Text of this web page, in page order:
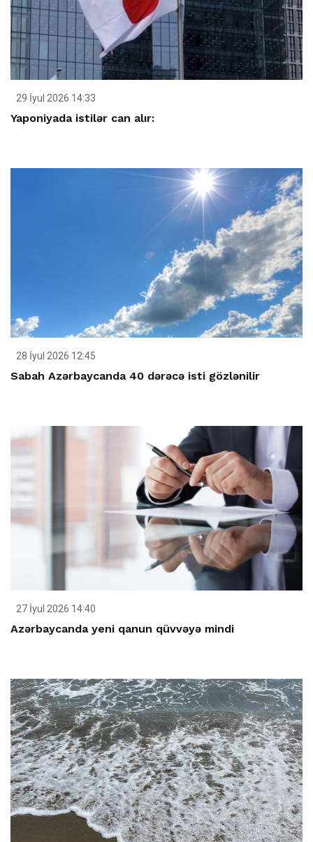
29 İyul 2026 14:33
Yaponiyada istilər can alır:
28 İyul 2026 12:45
Sabah Azərbaycanda 40 dərəcə isti gözlənilir
27 İyul 2026 14:40
Azərbaycanda yeni qanun qüvvəyə mindi